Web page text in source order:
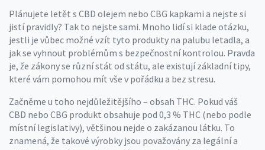
Plánujete letět s CBD olejem nebo CBG kapkami a nejste si
jistí pravidly? Tak to nejste sami. Mnoho lidí si klade otázku,
jestli je vůbec možné vzít tyto produkty na palubu letadla, a
jak se vyhnout problémům s bezpečnostní kontrolou. Pravda
je, že zákony se různí stát od státu, ale existují základní tipy,
které vám pomohou mít vše v pořádku a bez stresu.
Začněme u toho nejdůležitějšího – obsah THC. Pokud váš
CBD nebo CBG produkt obsahuje pod 0,3 % THC (nebo podle
místní legislativy), většinou nejde o zakázanou látku. To
znamená, že takové výrobky jsou považovány za legální a